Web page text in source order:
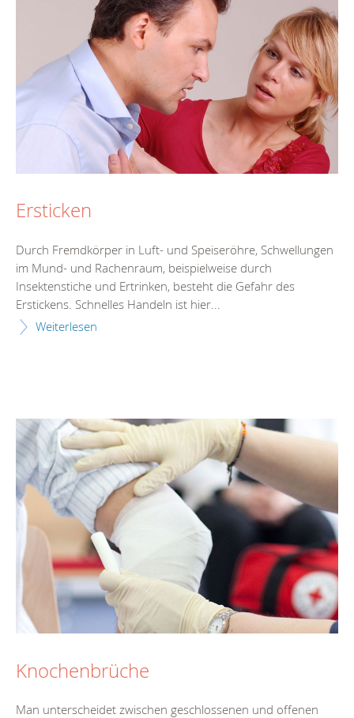
Ersticken
Durch Fremdkörper in Luft- und Speiseröhre, Schwellungen
im Mund- und Rachenraum, beispielweise durch
Insektenstiche und Ertrinken, besteht die Gefahr des
Erstickens. Schnelles Handeln ist hier...
Weiterlesen
Knochenbrüche
Man unterscheidet zwischen geschlossenen und offenen